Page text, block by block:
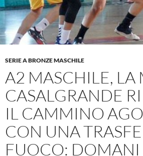
SERIE A BRONZE MASCHILE
A2 MASCHILE,
CASALGRANDE
IL CAMMINO
CON UNA
FUOCO: DOMANI